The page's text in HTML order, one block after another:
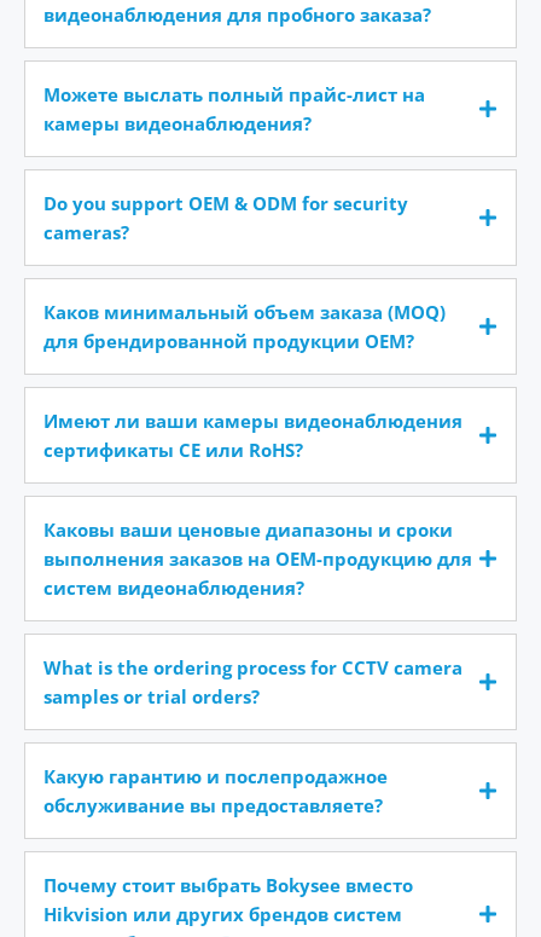
видеонаблюдения для пробного заказа?
Можете выслать полный прайс-лист на
камеры видеонаблюдения?
Do you support OEM & ODM for security
cameras?
Каков минимальный объем заказа (MOQ)
для брендированной продукции OEM?
Имеют ли ваши камеры видеонаблюдения
сертификаты CE или RoHS?
Каковы ваши ценовые диапазоны и сроки
выполнения заказов на OEM-продукцию для
систем видеонаблюдения?
What is the ordering process for CCTV camera
samples or trial orders?
Какую гарантию и послепродажное
обслуживание вы предоставляете?
Почему стоит выбрать Bokysee вместо
Hikvision или других брендов систем